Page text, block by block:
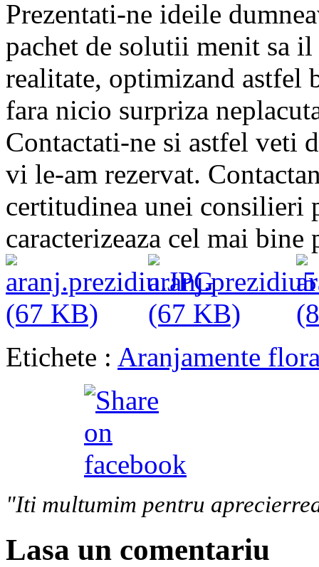
Prezentati-ne ideile
pachet de solutii menit sa
realitate, optimizand astfel
fara nicio surpriza
Contactati-ne si astfel veti
vi le-am rezervat.
certitudinea unei consilieri
caracterizeaza cel mai
Etichete : Aranjamente
"Iti multumim pentru
Lasa un comentariu